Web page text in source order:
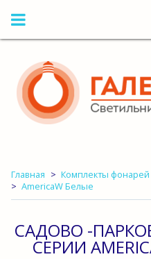
Главная Комплекты фонарей
AmericaW Белые
САДОВО -
СЕРИИ